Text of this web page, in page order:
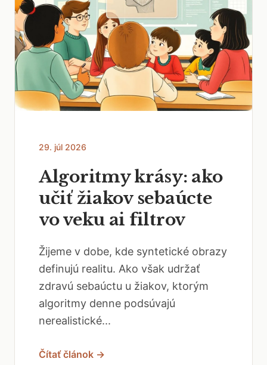
29. júl 2026
Algoritmy krásy: ako
učiť žiakov sebaúcte
vo veku ai filtrov
Žijeme v dobe, kde syntetické obrazy
definujú realitu. Ako však udržať
zdravú sebaúctu u žiakov, ktorým
algoritmy denne podsúvajú
nerealistické...
Čítať článok →